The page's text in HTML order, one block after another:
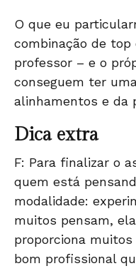
O que eu
combinação de top
professor – e o
conseguem ter
alinhamentos e da
Dica extra
F: Para finalizar o
quem está
modalidade:
muitos pensam,
proporciona
bom profissional